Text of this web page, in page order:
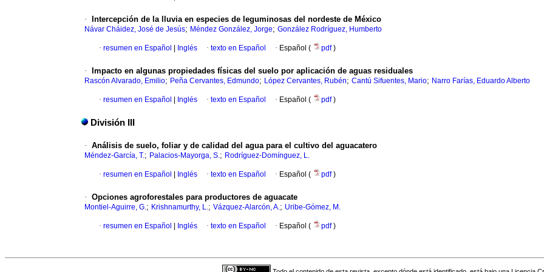
· Intercepción de la lluvia en especies de leguminosas del nordeste de México
Návar Cháidez, José de Jesús; Méndez González, Jorge; González Rodríguez, Humberto
· resumen en Español Inglés · texto en Español · Español ( pdf)
· Impacto en algunas propiedades físicas del suelo por aplicación de aguas residuales
Rascón Alvarado, Emilio; Peña Cervantes, Edmundo; López Cervantes, Rubén; Cantú Sifuentes, Mario; Narro Farías, Eduardo Alberto
· resumen en Español Inglés · texto en Español · Español ( pdf)
División III
· Análisis de suelo, foliar y de calidad del agua para el cultivo del aguacatero
Méndez-García, T.; Palacios-Mayorga, S.; Rodríguez-Domínguez, L.
· resumen en Español Inglés · texto en Español · Español ( pdf)
· Opciones agroforestales para productores de aguacate
Montiel-Aguirre, G.; Krishnamurthy, L.; Vázquez-Alarcón, A.; Uribe-Gómez, M.
· resumen en Español Inglés · texto en Español · Español ( pdf)